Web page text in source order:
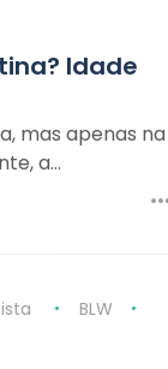
Idade
mas apenas na
a…
BLW